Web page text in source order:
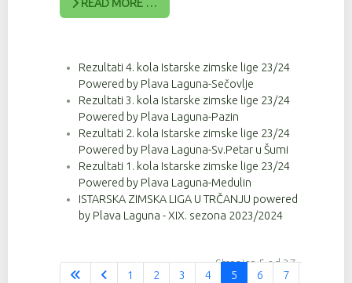
READ MORE …
Rezultati 4. kola Istarske zimske lige 23/24
Powered by Plava Laguna-Sečovlje
Rezultati 3. kola Istarske zimske lige 23/24
Powered by Plava Laguna-Pazin
Rezultati 2. kola Istarske zimske lige 23/24
Powered by Plava Laguna-Sv.Petar u Šumi
Rezultati 1. kola Istarske zimske lige 23/24
Powered by Plava Laguna-Medulin
ISTARSKA ZIMSKA LIGA U TRČANJU powered
by Plava Laguna - XIX. sezona 2023/2024
Stranica 5 od 37
1
2 3 4 5 6 7